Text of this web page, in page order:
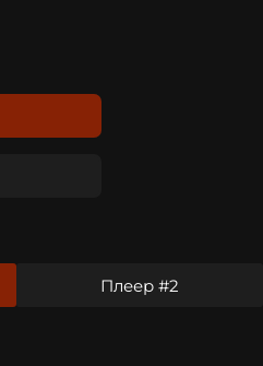
Плеер #2